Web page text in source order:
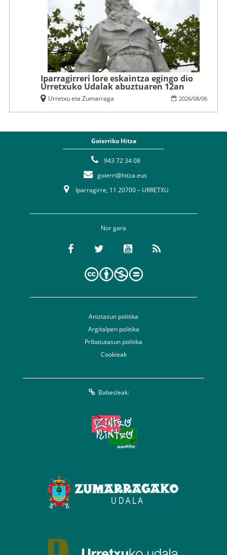
Iparragirreri lore eskaintza egingo dio
Urretxuko Udalak abuztuaren 12an
2026/08/06
Urretxu eta Zumarraga
Goierriko Hitza
943 72 34 08
goierri@hitza.eus
Iparragirre, 11 20700 – URRETXU
Nor gara
Aniztasun politika
Argitalpen politika
Pribatutasun politika
Cookieak
Babesleak: